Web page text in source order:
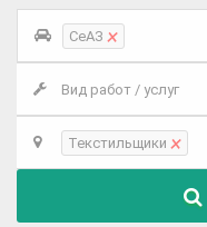
СеАЗ ×
Вид работ / услуг
Текстильщики ×